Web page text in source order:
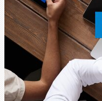
密度なスキャ